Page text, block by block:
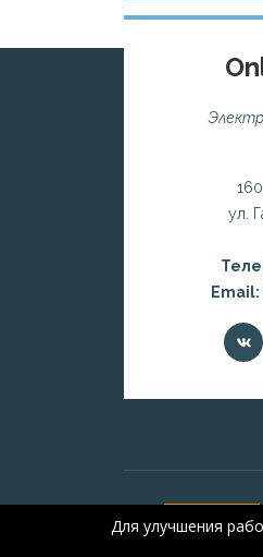
ул.
Email:
Для улучшения